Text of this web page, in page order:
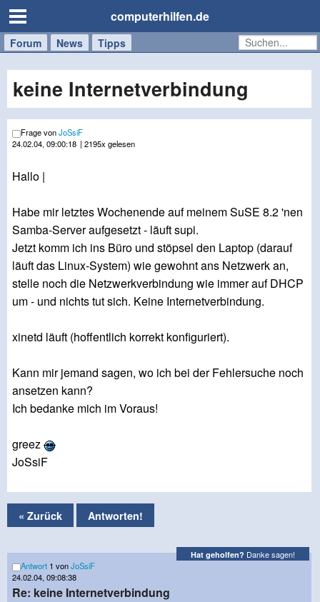
computerhilfen.de
Forum News Tipps
Handy
Tablet
Windows
Mac
keine Internetverbindung
Frage vonJoSsiF
24.02.04, 09:00:18 | 2195x gelesen
Hallo |
Habe mir letztes Wochenende auf meinem SuSE 8.2 'nen
Samba-Server aufgesetzt - läuft supi.
Jetzt komm ich ins Büro und stöpsel den Laptop (darauf
läuft das Linux-System) wie gewohnt ans Netzwerk an,
stelle noch die Netzwerkverbindung wie immer auf DHCP
um - und nichts tut sich. Keine Internetverbindung.
xinetd läuft (hoffentlich korrekt konfiguriert).
Kann mir jemand sagen, wo ich bei der Fehlersuche noch
ansetzen kann?
Ich bedanke mich im Voraus!
greez
JoSsiF
« Zurück Antworten!
Hat geholfen? Danke sagen!
Antwort 1 vonJoSsiF
24.02.04, 09:08:38
Re: keine Internetverbindung